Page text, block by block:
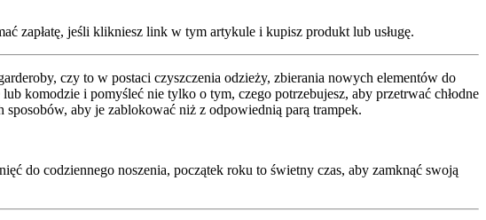
zapłatę, jeśli klikniesz link w tym artykule i kupisz produkt lub usługę.
czy to w postaci czyszczenia odzieży, zbierania nowych elementów do
komodzie i pomyśleć nie tylko o tym, czego potrzebujesz, aby przetrwać chłodne
aby je zablokować niż z odpowiednią parą trampek.
do codziennego noszenia, początek roku to świetny czas, aby zamknąć swoją